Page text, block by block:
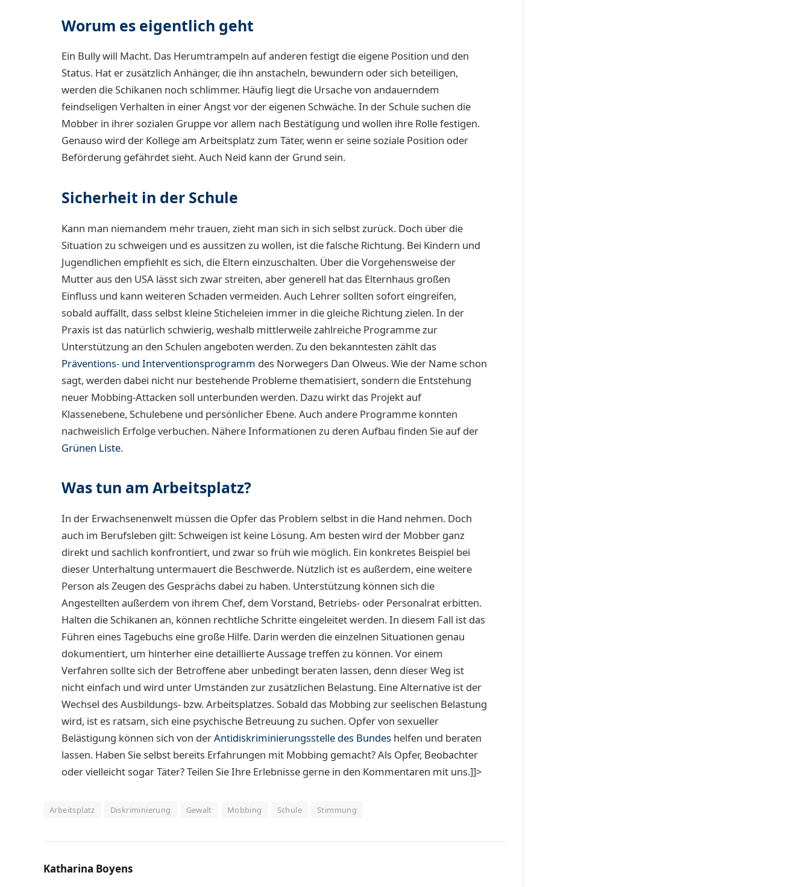
Worum es eigentlich geht
Ein Bully will Macht. Das Herumtrampeln auf anderen festigt die eigene Position und den
Status. Hat er zusätzlich Anhänger, die ihn anstacheln, bewundern oder sich beteiligen,
werden die Schikanen noch schlimmer. Häufig liegt die Ursache von andauerndem
feindseligen Verhalten in einer Angst vor der eigenen Schwäche. In der Schule suchen die
Mobber in ihrer sozialen Gruppe vor allem nach Bestätigung und wollen ihre Rolle festigen.
Genauso wird der Kollege am Arbeitsplatz zum Täter, wenn er seine soziale Position oder
Beförderung gefährdet sieht. Auch Neid kann der Grund sein.
Sicherheit in der Schule
Kann man niemandem mehr trauen, zieht man sich in sich selbst zurück. Doch über die
Situation zu schweigen und es aussitzen zu wollen, ist die falsche Richtung. Bei Kindern und
Jugendlichen empfiehlt es sich, die Eltern einzuschalten. Über die Vorgehensweise der
Mutter aus den USA lässt sich zwar streiten, aber generell hat das Elternhaus großen
Einfluss und kann weiteren Schaden vermeiden. Auch Lehrer sollten sofort eingreifen,
sobald auffällt, dass selbst kleine Sticheleien immer in die gleiche Richtung zielen. In der
Praxis ist das natürlich schwierig, weshalb mittlerweile zahlreiche Programme zur
Unterstützung an den Schulen angeboten werden. Zu den bekanntesten zählt das
Präventions- und Interventionsprogramm des Norwegers Dan Olweus. Wie der Name schon
sagt, werden dabei nicht nur bestehende Probleme thematisiert, sondern die Entstehung
neuer Mobbing-Attacken soll unterbunden werden. Dazu wirkt das Projekt auf
Klassenebene, Schulebene und persönlicher Ebene. Auch andere Programme konnten
nachweislich Erfolge verbuchen. Nähere Informationen zu deren Aufbau finden Sie auf der
Grünen Liste.
Was tun am Arbeitsplatz?
In der Erwachsenenwelt müssen die Opfer das Problem selbst in die Hand nehmen. Doch
auch im Berufsleben gilt: Schweigen ist keine Lösung. Am besten wird der Mobber ganz
direkt und sachlich konfrontiert, und zwar so früh wie möglich. Ein konkretes Beispiel bei
dieser Unterhaltung untermauert die Beschwerde. Nützlich ist es außerdem, eine weitere
Person als Zeugen des Gesprächs dabei zu haben. Unterstützung können sich die
Angestellten außerdem von ihrem Chef, dem Vorstand, Betriebs- oder Personalrat erbitten.
Halten die Schikanen an, können rechtliche Schritte eingeleitet werden. In diesem Fall ist das
Führen eines Tagebuchs eine große Hilfe. Darin werden die einzelnen Situationen genau
dokumentiert, um hinterher eine detaillierte Aussage treffen zu können. Vor einem
Verfahren sollte sich der Betroffene aber unbedingt beraten lassen, denn dieser Weg ist
nicht einfach und wird unter Umständen zur zusätzlichen Belastung. Eine Alternative ist der
Wechsel des Ausbildungs- bzw. Arbeitsplatzes. Sobald das Mobbing zur seelischen Belastung
wird, ist es ratsam, sich eine psychische Betreuung zu suchen. Opfer von sexueller
Belästigung können sich von derAntidiskriminierungsstelle des Bundes helfen und beraten
lassen. Haben Sie selbst bereits Erfahrungen mit Mobbing gemacht? Als Opfer, Beobachter
oder vielleicht sogar Täter? Teilen Sie Ihre Erlebnisse gerne in den Kommentaren mit uns.]]>
Arbeitsplatz Diskriminierung Gewalt Mobbing Schule Stimmung
Katharina Boyens